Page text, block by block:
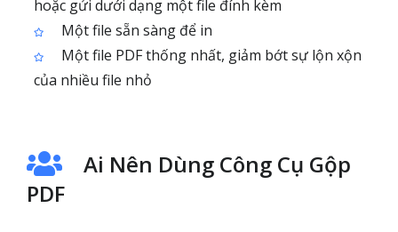
hoặc gửi dưới dạng một file đính kèm
Một file sẵn sàng để in
Một file PDF thống nhất, giảm bớt sự lộn xộn
của nhiều file nhỏ
Ai Nên Dùng Công Cụ Gộp
PDF